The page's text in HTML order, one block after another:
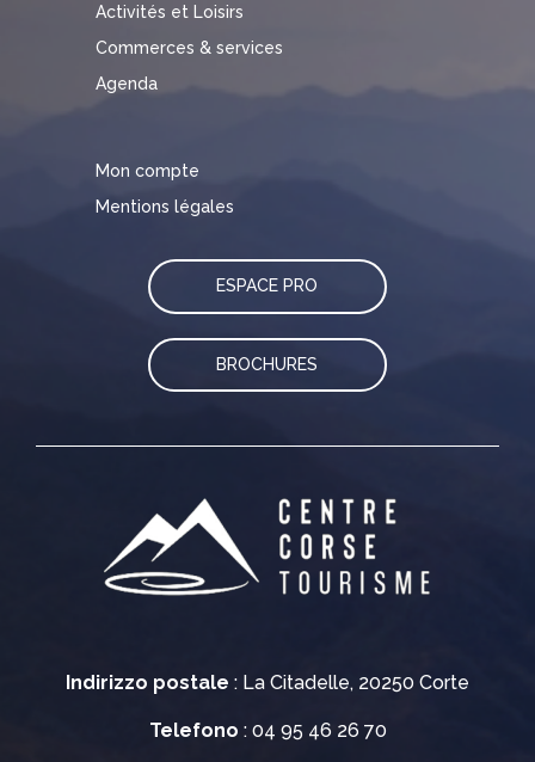
Indirizzo postale : La Citadelle, 20250 Corte
Telefono : 04 95 46 26 70
Activités et Loisirs
Commerces & services
Agenda
Mon compte
Mentions légales
ESPACE PRO
BROCHURES